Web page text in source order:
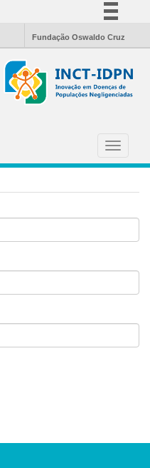
Simplifique!
Participe
Acesso à informação
Fundação Oswaldo Cruz
Toggle